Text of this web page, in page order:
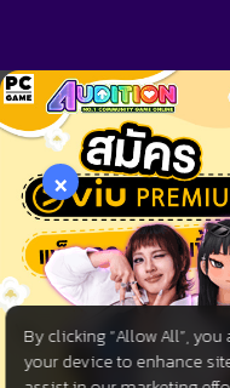
×
By clicking “Allow All”,
your device to enhance